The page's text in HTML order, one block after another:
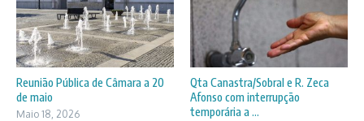
Reunião Pública de Câmara a 20
de maio
Maio 18, 2026
Qta Canastra/Sobral e R. Zeca
Afonso com interrupção
temporária a ...